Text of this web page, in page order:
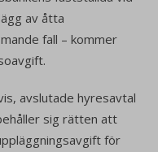
av åtta
fall – kommer
avslutade hyresavtal
sig rätten att
för